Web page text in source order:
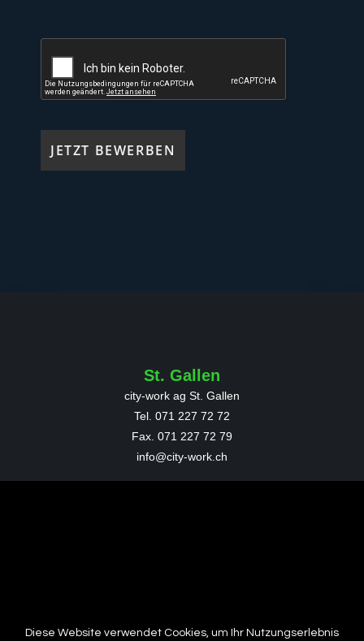
St. Gallen
city-work ag St. Gallen
Tel. 071 227 72 72
Fax. 071 227 72 79
info@city-work.ch
Diese Website verwendet Cookies, um Ihr Nutzungserlebnis